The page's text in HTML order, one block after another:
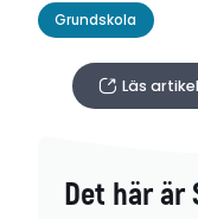
Grundskola
Läs
Det här är